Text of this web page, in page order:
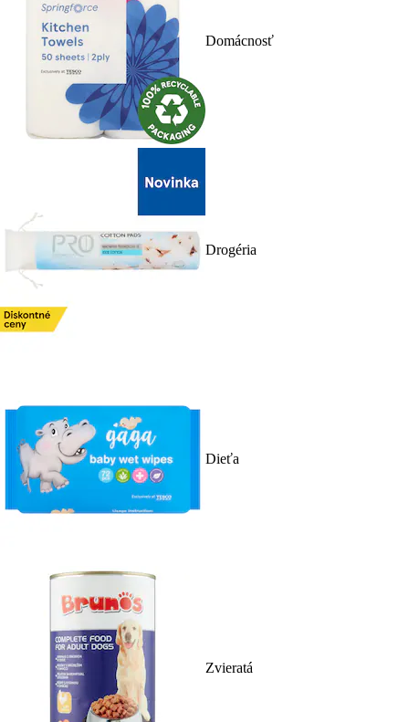
Domácnosť
Drogéria
Dieťa
Zvieratá